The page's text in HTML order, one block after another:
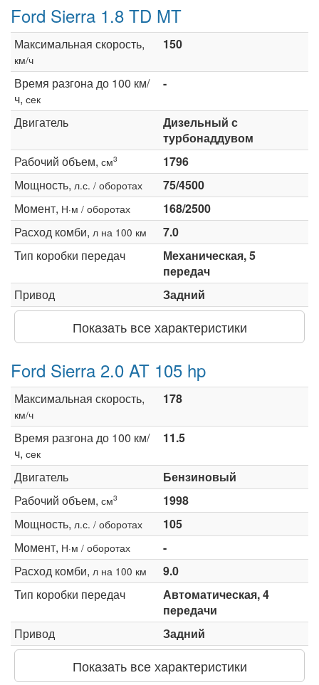
Ford Sierra 1.8 TD MT
Максимальная скорость,
км/ч
150
Время разгона до 100 км/
ч, сек
-
Двигатель
Дизельный с
турбонаддувом
Рабочий объем, см3
1796
Мощность, л.с. / оборотах
75/4500
Момент, Н·м / оборотах
168/2500
Расход комби, л на 100 км
7.0
Тип коробки передач
Механическая, 5
передач
Привод
Задний
Показать все характеристики
Ford Sierra 2.0 AT 105 hp
Максимальная скорость,
км/ч
178
Время разгона до 100 км/
ч, сек
11.5
Двигатель
Бензиновый
Рабочий объем, см3
1998
Мощность, л.с. / оборотах
105
Момент, Н·м / оборотах
-
Расход комби, л на 100 км
9.0
Тип коробки передач
Автоматическая, 4
передачи
Привод
Задний
Показать все характеристики